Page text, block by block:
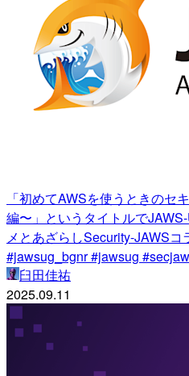
「初めてAWSを使うときのセ
編〜」というタイトルで
メとあざらしSecurity-JAWSコ
#jawsug_bgnr #jawsug
臼田佳祐
2025.09.11